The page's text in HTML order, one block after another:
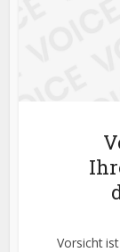
Vorsicht